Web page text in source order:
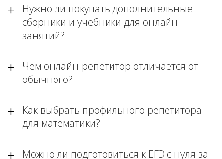
Нужно ли покупать дополнительные
сборники и учебники для онлайн-
занятий?
Чем онлайн-репетитор отличается от
обычного?
Как выбрать профильного репетитора
для математики?
Можно ли подготовиться к ЕГЭ с нуля за